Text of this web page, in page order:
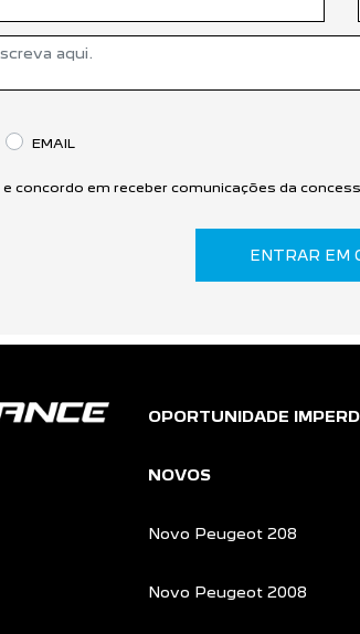
EMAIL
e concordo em receber comunicações da
ENTRAR EM
OPORTUNIDADE
NOVOS
Novo Peugeot 208
Novo Peugeot 2008